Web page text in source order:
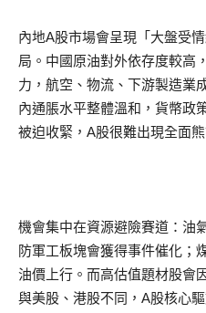
內地A股市場會呈現「大盤受
局。中國原油對外依存度較高
力，航空、物流、下游製造業
內通脹水平整體溫和，貨幣政
被迫收緊，A股很難出現全面
機會集中在資源避險賽道：油
防軍工板塊會獲得事件催化；
油價上行。而高估值題材股會
與美股、港股不同，A股核心